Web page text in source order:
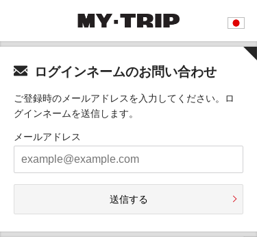
ログインネームのお問い合わせ
ご登録時のメールアドレスを入力してください。ロ
グインネームを送信します。
メールアドレス
送信する